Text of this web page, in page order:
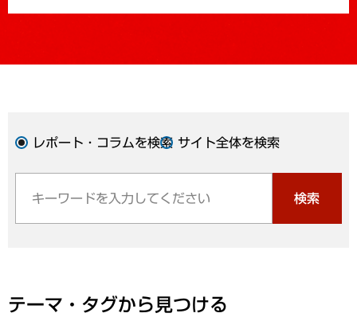
レポート・コラムを検索 サイト全体を検索
検索
テーマ・タグから見つける